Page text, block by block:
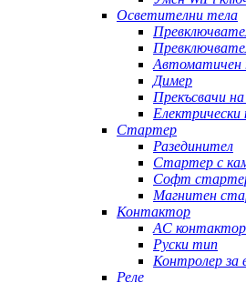
Осветителни тела
Автоматичен
Димер
Прекъсвачи
Електрически
Стартер
Разединител
Стартер с
Софт
Магнитен
Контактор
AC контактор
Руски тип
Контролер за
Реле